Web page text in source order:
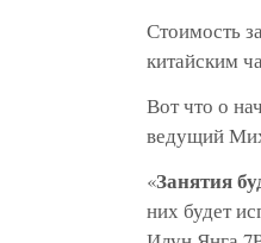
Стоимость
китайским
Вот что о
ведущий
«Занятия
них будет